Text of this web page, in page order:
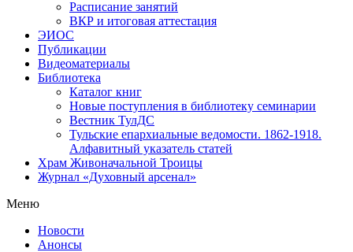
Расписание занятий
ВКР и итоговая аттестация
ЭИОС
Публикации
Видеоматериалы
Библиотека
Каталог книг
Новые поступления в библиотеку семинарии
Вестник ТулДС
Тульские епархиальные ведомости. 1862-1918.
Алфавитный указатель статей
Храм Живоначальной Троицы
Журнал «Духовный арсенал»
Меню
Новости
Анонсы